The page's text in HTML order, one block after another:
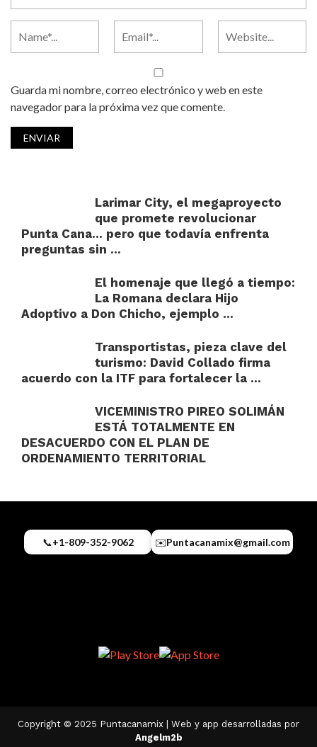
Guarda mi nombre, correo electrónico y web en este
navegador para la próxima vez que comente.
Larimar City, el megaproyecto
que promete revolucionar
Punta Cana… pero que todavía enfrenta
preguntas sin ...
El homenaje que llegó a tiempo:
La Romana declara Hijo
Adoptivo a Don Chicho, ejemplo ...
Transportistas, pieza clave del
turismo: David Collado firma
acuerdo con la ITF para fortalecer la ...
VICEMINISTRO PIREO SOLIMÁN
ESTÁ TOTALMENTE EN
DESACUERDO CON EL PLAN DE
ORDENAMIENTO TERRITORIAL
📞+1-809-352-9062 ✉️Puntacanamix@gmail.com
Copyright © 2025 Puntacanamix | Web y app desarrolladas por
Angelm2b